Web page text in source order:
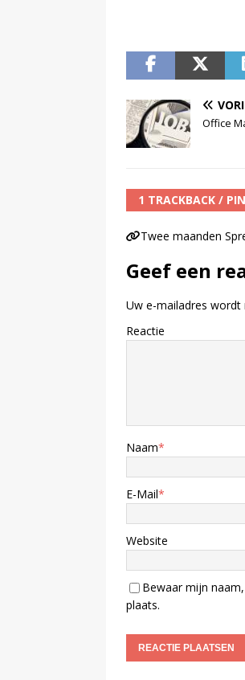
Office
1 TRACKBACK /
Twee maanden
Geef een
Uw e-mailadres wordt
Reactie
Naam*
E-Mail*
Website
Bewaar mijn
plaats.